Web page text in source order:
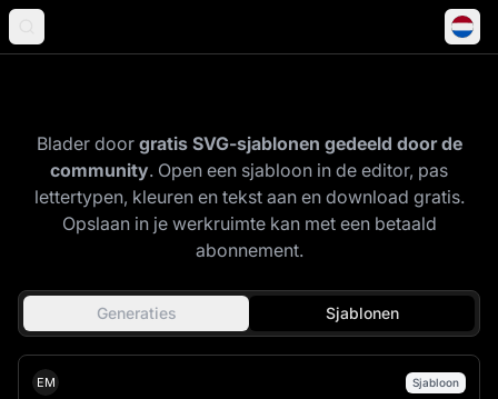
Blader door gratis SVG-sjablonen gedeeld door de
community. Open een sjabloon in de editor, pas
lettertypen, kleuren en tekst aan en download gratis.
Opslaan in je werkruimte kan met een betaald
abonnement.
Generaties Sjablonen
EM Sjabloon